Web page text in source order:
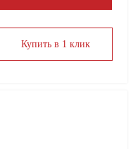
Купить в 1 клик